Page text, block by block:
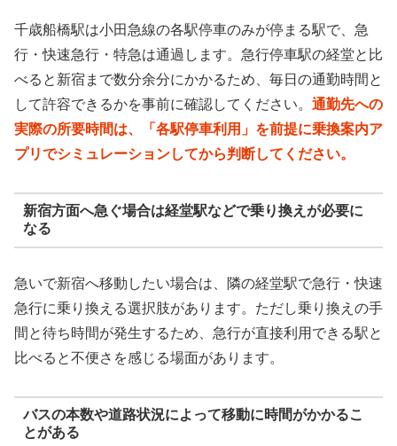
千歳船橋駅は小田急線の各駅停車のみが停まる駅で、急
行・快速急行・特急は通過します。急行停車駅の経堂と比
べると新宿まで数分余分にかかるため、毎日の通勤時間と
して許容できるかを事前に確認してください。 通勤先への
実際の所要時間は、「各駅停車利用」を前提に乗換案内ア
プリでシミュレーションしてから判断してください。
新宿方面へ急ぐ場合は経堂駅などで乗り換えが必要に
なる
急いで新宿へ移動したい場合は、隣の経堂駅で急行・快速
急行に乗り換える選択肢があります。ただし乗り換えの手
間と待ち時間が発生するため、急行が直接利用できる駅と
比べると不便さを感じる場面があります。
バスの本数や道路状況によって移動に時間がかかるこ
とがある